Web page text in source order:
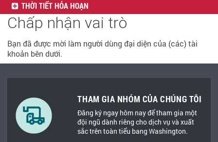
THỜI TIẾT HỎA HOẠN
Chấp nhận vai trò
Bạn đã được mời làm người dùng đại diện của (các) tài
khoản bên dưới.
THAM GIA NHÓM CỦA CHÚNG TÔI
Đăng ký ngay hôm nay để tham gia một
đội ngũ dành riêng cho dịch vụ và xuất
sắc trên toàn tiểu bang Washington.